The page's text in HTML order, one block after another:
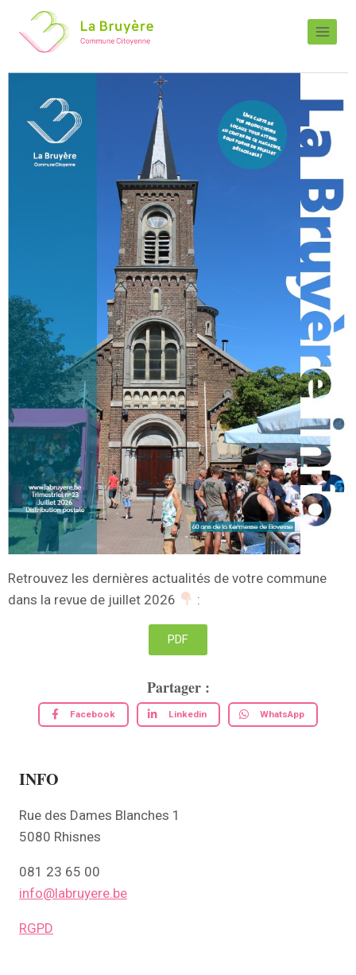
Retrouvez les dernières actualités de votre commune
dans la revue de juillet 2026
:
PDF
Partager :
Facebook Linkedin WhatsApp
INFO
Rue des Dames Blanches 1
5080 Rhisnes
081 23 65 00
info@labruyere.be
RGPD